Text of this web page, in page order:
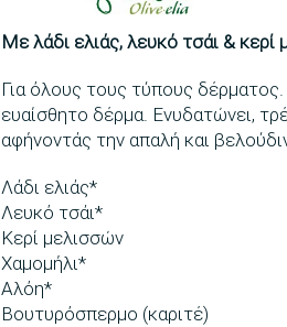
Με λάδι ελιάς, λευκό τσάι & κερί
Για όλους τους τύπους
ευαίσθητο δέρμα. Ενυδατώνει,
αφήνοντάς την απαλή και
Λάδι ελιάς*
Λευκό τσάι*
Κερί μελισσών
Χαμομήλι*
Αλόη*
Βουτυρόσπερμο (καριτέ)